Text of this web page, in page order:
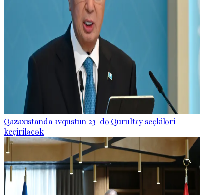
Qazaxıstanda avqustun 23-də Qurultay seçkiləri
keçiriləcək